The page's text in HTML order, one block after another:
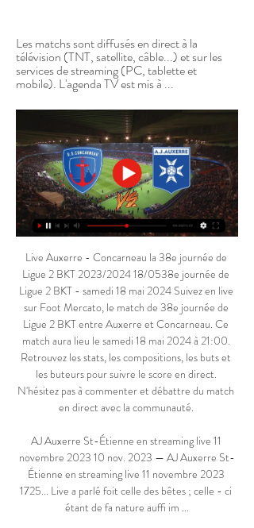
Les matchs sont diffusés en direct à la
télévision (TNT, satellite, câble...) et sur les
services de streaming (PC, tablette et
mobile). L'agenda TV est mis à ...
Live Auxerre - Concarneau la 38e journée de
Ligue 2 BKT 2023/2024 18/0538e journée de
Ligue 2 BKT - samedi 18 mai 2024 Suivez en live
sur Foot Mercato, le match de 38e journée de
Ligue 2 BKT entre Auxerre et Concarneau. Ce
match aura lieu le samedi 18 mai 2024 à 21:00.
Retrouvez les stats, les compositions, les buts et
les buteurs pour suivre le score en direct.
N'hésitez pas à commenter et débattre du match
en direct avec la communauté.
AJ Auxerre St-Étienne en streaming live 11
novembre 2023 10 nov. 2023 — AJ Auxerre St-
Étienne en streaming live 11 novembre 2023
1725... Live a parlé foit celle des bêtes ; celle - ci
étant de fa nature auffi im ...